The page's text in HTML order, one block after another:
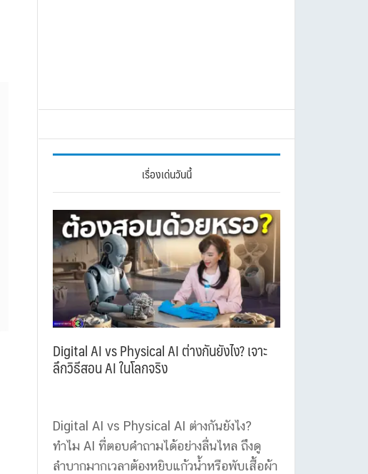
เรื่องเด่นวันนี้
Digital AI vs Physical AI ต่างกันยังไง? เจาะ
ลึกวิธีสอน AI ในโลกจริง
Digital AI vs Physical AI ต่างกันยังไง?
ทำไม AI ที่ตอบคำถามได้อย่างลื่นไหล ถึงดู
ลำบากมากเวลาต้องหยิบแก้วน้ำหรือพับเสื้อผ้า